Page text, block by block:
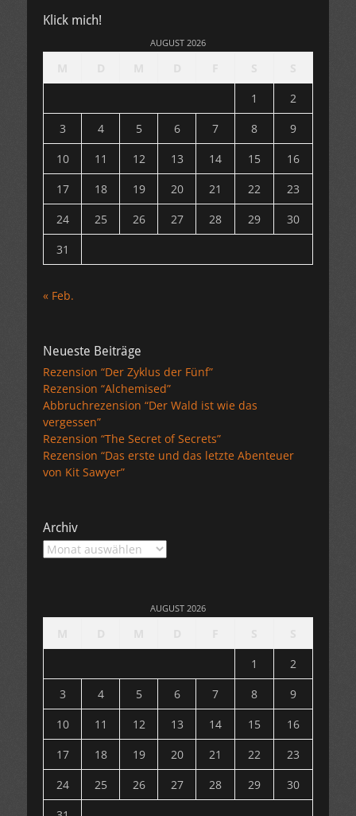
Klick mich!
AUGUST 2026
1
2
3
4 5 6 7 8
9
10
11 12 13 14 15
16
17
18 19 20 21 22
23
24
25 26 27 28 29
30
31
« Feb.
Neueste Beiträge
Rezension “Der Zyklus der Fünf”
Rezension “Alchemised”
Abbruchrezension “Der Wald ist wie das
vergessen”
Rezension “The Secret of Secrets”
Rezension “Das erste und das letzte Abenteuer
von Kit Sawyer”
Archiv
Archiv
AUGUST 2026
1
2
3
4 5 6 7 8
9
10
11 12 13 14 15
16
17
18 19 20 21 22
23
24
25 26 27 28 29
30